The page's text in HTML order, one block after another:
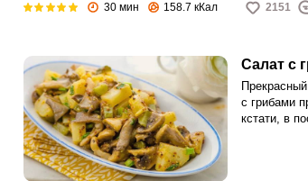
30 мин 158.7 кКал 2151
Салат с
с грибами
кстати, в